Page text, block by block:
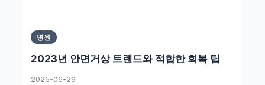
병원
2023년 안면거상 트렌드와 적합한 회복 팁
2025-06-29